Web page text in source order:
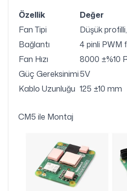
Özellik
Değer
Fan Tipi
Düşük
Bağlantı
4 pinli PWM
Fan Hızı
8000 ±%10
Güç Gereksinimi5V
Kablo Uzunluğu 125 ±10 mm
CM5 ile Montaj